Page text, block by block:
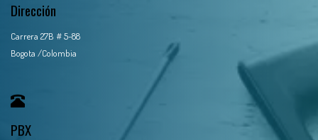
Dirección
Carrera 27B # 5-88
Bogota /Colombia
PBX